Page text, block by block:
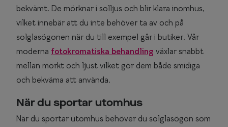
bekvämt. De mörknar i solljus och blir klara inomhus,
vilket innebär att du inte behöver ta av och på
solglasögonen när du till exempel går i butiker. Vår
moderna fotokromatiska behandling växlar snabbt
mellan mörkt och ljust vilket gör dem både smidiga
och bekväma att använda.
När du sportar utomhus
När du sportar utomhus behöver du solglasögon som